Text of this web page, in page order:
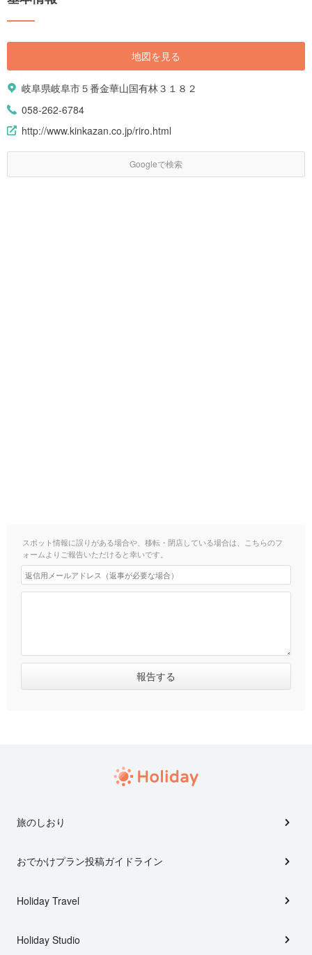
地図を見る
岐阜県岐阜市５番金華山国有林３１８２
058-262-6784
http://www.kinkazan.co.jp/riro.html
Googleで検索
スポット情報に誤りがある場合や、移転・閉店している場合は、こちらのフ
ォームよりご報告いただけると幸いです。
旅のしおり
おでかけプラン投稿ガイドライン
Holiday Travel
Holiday Studio